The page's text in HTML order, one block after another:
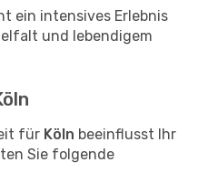
ein intensives Erlebnis
und lebendigem
für Köln beeinflusst Ihr
Sie folgende